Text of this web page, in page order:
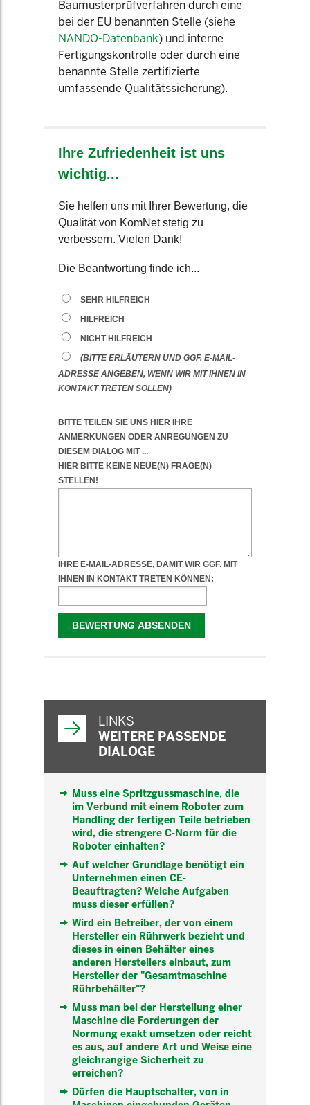
Baumusterprüfverfahren durch eine
bei der EU benannten Stelle (siehe
NANDO-Datenbank) und interne
Fertigungskontrolle oder durch eine
benannte Stelle zertifizierte
umfassende Qualitätssicherung).
LINKS
WEITERE PASSENDE
DIALOGE
Muss eine Spritzgussmaschine, die
im Verbund mit einem Roboter zum
Handling der fertigen Teile betrieben
wird, die strengere C-Norm für die
Roboter einhalten?
Auf welcher Grundlage benötigt ein
Unternehmen einen CE-
Beauftragten? Welche Aufgaben
muss dieser erfüllen?
Wird ein Betreiber, der von einem
Hersteller ein Rührwerk bezieht und
dieses in einen Behälter eines
anderen Herstellers einbaut, zum
Hersteller der "Gesamtmaschine
Rührbehälter"?
Muss man bei der Herstellung einer
Maschine die Forderungen der
Normung exakt umsetzen oder reicht
es aus, auf andere Art und Weise eine
gleichrangige Sicherheit zu
erreichen?
Dürfen die Hauptschalter, von in